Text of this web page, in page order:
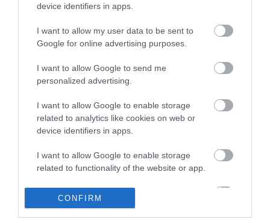
device identifiers in apps.
I want to allow my user data to be sent to
Google for online advertising purposes.
I want to allow Google to send me
personalized advertising.
I want to allow Google to enable storage
related to analytics like cookies on web or
device identifiers in apps.
I want to allow Google to enable storage
related to functionality of the website or app.
related to personalization.
CONFIRM
KIROBBANT A SZÁMHÁBORÚ A FIDESZ ÉS A POLGÁRMESTER
2021. május 11|Eger ügye
Nagy vihart kavartak Oroján Sándor kijelentései, melyek kedden
A Fidesz-KDNP frakcióvezetője hírportálunk költségvetéssel
kapcs...
AKIKNEK A SZÁMOK AZÉRT VANNAK, HOGY PALIRA VEGYÉK
VELÜK AZ EGRIEKET
2021. május 12|Vélemény
Középiskola elején – nem ma volt – találkoztam a BASIC
programozási nyelvvel. Tanulmányoztam és nem értettem meg
igazán, hogy mit is lehetne vele kezdeni, de egy jó kis programot
tudtam írni. Igaz,...